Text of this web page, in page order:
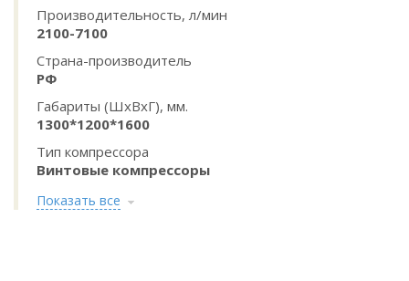
Производительность, л/мин
2100-7100
Страна-производитель
РФ
Габариты (ШхВхГ), мм.
1300*1200*1600
Тип компрессора
Винтовые компрессоры
Показать все